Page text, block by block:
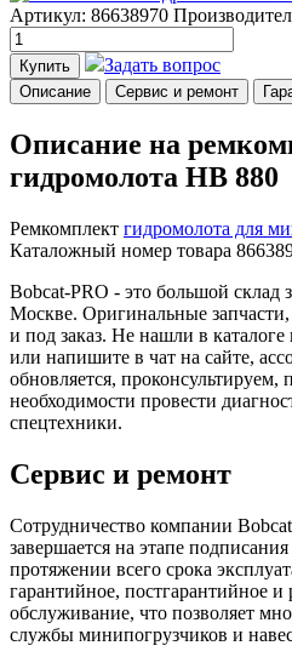
Артикул: 86638970
Купить Задать вопрос
Описание Сервис и ремонт
Описание на
гидромолота HB 880
Ремкомплект гидромолота для
Каталожный номер товара
Bobcat-PRO - это большой склад
Москве. Оригинальные
и под заказ. Не нашли в
или напишите в чат на сайте,
обновляется,
необходимости провести
спецтехники.
Сервис и ремонт
Сотрудничество компании
завершается на этапе
протяжении всего срока
гарантийное, постгарантийное и
обслуживание, что позволяет
службы минипогрузчиков и